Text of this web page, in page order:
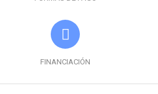
FINANCIACIÓN